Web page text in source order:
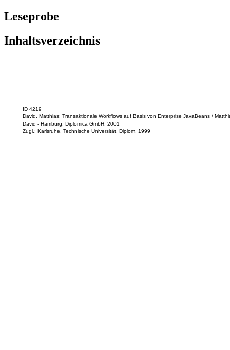
Leseprobe
Inhaltsverzeichnis
ID 4219
David, Matthias: Transaktionale Workflows auf Basis von Enterprise JavaBeans /
David - Hamburg: Diplomica GmbH, 2001
Zugl.: Karlsruhe, Technische Universität, Diplom, 1999